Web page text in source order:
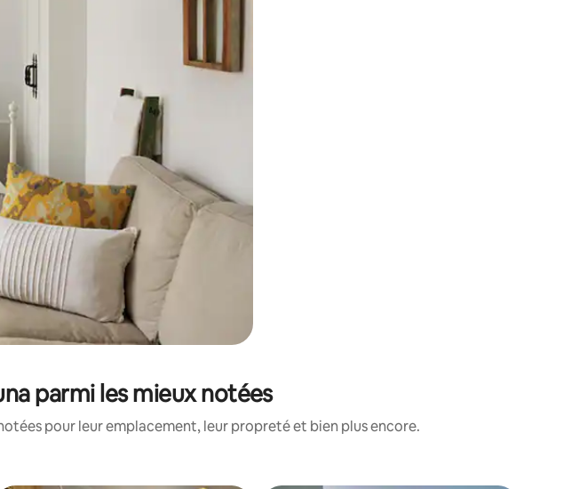
ou en appuyant et en faisant glisser.
parmi les mieux notées
pour leur emplacement, leur propreté et bien plus encore.